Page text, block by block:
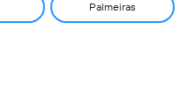
Palmeiras